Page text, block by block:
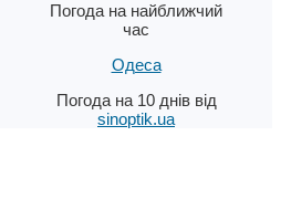
Погода на найближчий
час
Одеса
Погода на 10 днів від
sinoptik.ua